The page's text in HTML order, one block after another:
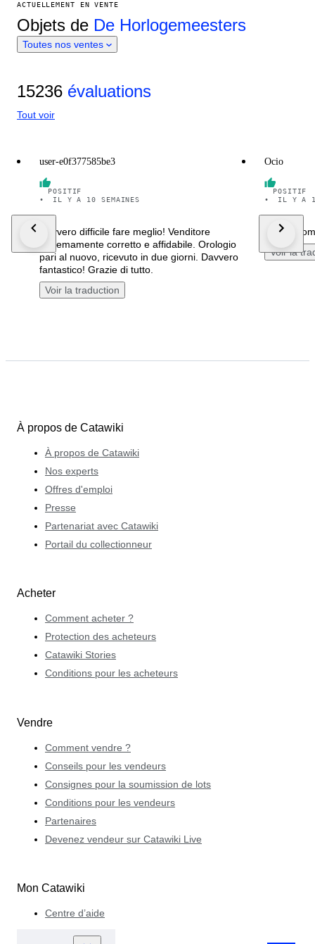
ACTUELLEMENT EN VENTE
Objets de De Horlogemeesters
Toutes nos ventes
15236 évaluations
Tout voir
user-e0f377585be3
POSITIF
•
IL Y A 10 SEMAINES
Davvero difficile fare meglio! Venditore
estremamente corretto e affidabile. Orologio
pari al nuovo, ricevuto in due giorni. Davvero
fantastico! Grazie di tutto.
Voir la traduction
Ocio
POSITIF
•
IL Y A
Ottimo
Voir la
À propos de Catawiki
À propos de Catawiki
Nos experts
Offres d'emploi
Presse
Partenariat avec Catawiki
Portail du collectionneur
Acheter
Comment acheter ?
Protection des acheteurs
Catawiki Stories
Conditions pour les acheteurs
Vendre
Comment vendre ?
Conseils pour les vendeurs
Consignes pour la soumission de lots
Conditions pour les vendeurs
Partenaires
Devenez vendeur sur Catawiki Live
Mon Catawiki
Centre d’aide